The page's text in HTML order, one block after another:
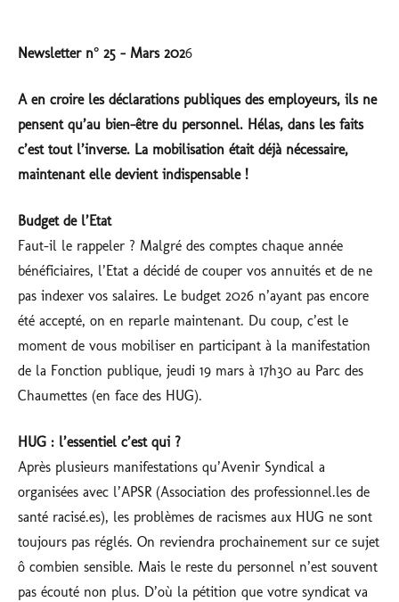
Newsletter n° 25 - Mars 2026
A en croire les déclarations publiques des employeurs, ils ne
pensent qu’au bien-être du personnel. Hélas, dans les faits
c’est tout l’inverse. La mobilisation était déjà nécessaire,
maintenant elle devient indispensable !
Budget de l’Etat
Faut-il le rappeler ? Malgré des comptes chaque année
bénéficiaires, l’Etat a décidé de couper vos annuités et de ne
pas indexer vos salaires. Le budget 2026 n’ayant pas encore
été accepté, on en reparle maintenant. Du coup, c’est le
moment de vous mobiliser en participant à la manifestation
de la Fonction publique, jeudi 19 mars à 17h30 au Parc des
Chaumettes (en face des HUG).
HUG : l’essentiel c’est qui ?
Après plusieurs manifestations qu’Avenir Syndical a
organisées avec l’APSR (Association des professionnel.les de
santé racisé.es), les problèmes de racismes aux HUG ne sont
toujours pas réglés. On reviendra prochainement sur ce sujet
ô combien sensible. Mais le reste du personnel n’est souvent
pas écouté non plus. D’où la pétition que votre syndicat va